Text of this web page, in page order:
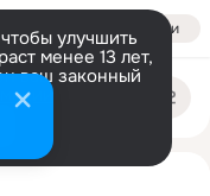
Войти
улучшить
менее 13 лет,
ваш законный